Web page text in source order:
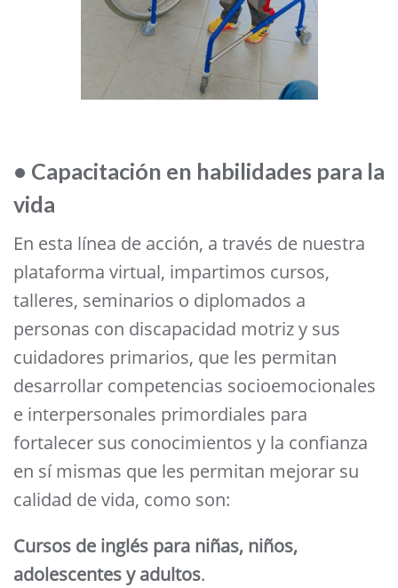
• Capacitación en habilidades para la
vida
En esta línea de acción, a través de nuestra
plataforma virtual, impartimos cursos,
talleres, seminarios o diplomados a
personas con discapacidad motriz y sus
cuidadores primarios, que les permitan
desarrollar competencias socioemocionales
e interpersonales primordiales para
fortalecer sus conocimientos y la confianza
en sí mismas que les permitan mejorar su
calidad de vida, como son:
Cursos de inglés para niñas, niños,
adolescentes y adultos.